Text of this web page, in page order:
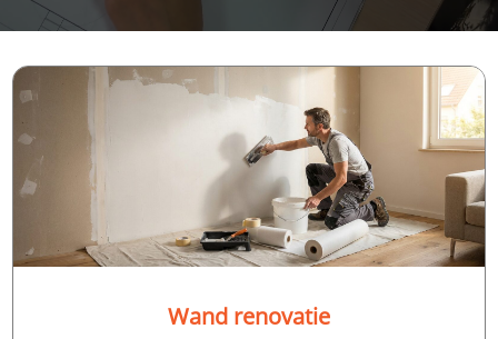
Wand renovatie